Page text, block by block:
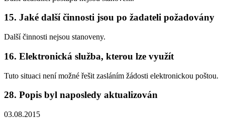
15. Jaké další činnosti jsou po žadateli požadovány
Další činnosti nejsou stanoveny.
16. Elektronická služba, kterou lze využít
Tuto situaci není možné řešit zasláním žádosti elektronickou poštou.
28. Popis byl naposledy aktualizován
03.08.2015